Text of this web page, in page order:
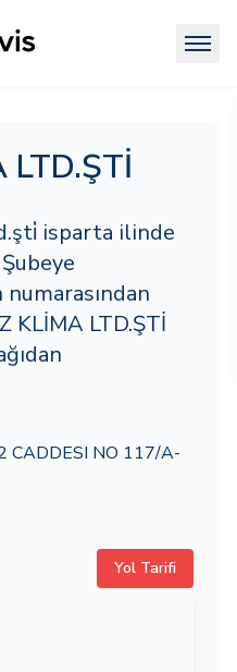
LTD.ŞTİ
isparta ilinde
KLİMA LTD.ŞTİ
CADDESI NO 117/A-
Yol Tarifi